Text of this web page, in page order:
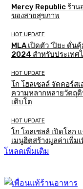
Mercy Republic ร้าน
ของสายสุขภาพ
HOT UPDATE
MLA เปิดตัว ‘ปิยะ ดั่
2024 สำหรับประเทศ
HOT UPDATE
โก โฮลเซลล์ จัดคอร์
ความหลากหลายวัตถุ
เติบโต
HOT UPDATE
โก โฮลเซลล์ เปิดโล
เมนูฮิตสร้างมูลค่าเพิ่ม
โหลดเพิ่มเติม